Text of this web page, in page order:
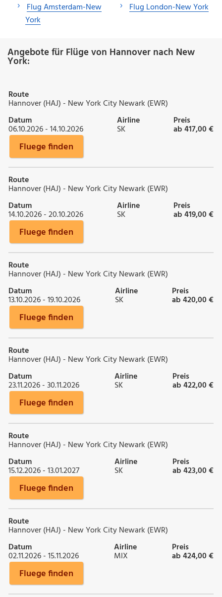
Flug Amsterdam-New
York
Flug London-New York
Angebote für Flüge von Hannover nach New
York:
Route
Hannover (HAJ) - New York City Newark (EWR)
Datum
06.10.2026 - 14.10.2026
Airline
SK
Preis
ab 417,00 €
Fluege finden
Route
Hannover (HAJ) - New York City Newark (EWR)
Datum
14.10.2026 - 20.10.2026
Airline
SK
Preis
ab 419,00 €
Fluege finden
Route
Hannover (HAJ) - New York City Newark (EWR)
Datum
13.10.2026 - 19.10.2026
Airline
SK
Preis
ab 420,00 €
Fluege finden
Route
Hannover (HAJ) - New York City Newark (EWR)
Datum
23.11.2026 - 30.11.2026
Airline
SK
Preis
ab 422,00 €
Fluege finden
Route
Hannover (HAJ) - New York City Newark (EWR)
Datum
15.12.2026 - 13.01.2027
Airline
SK
Preis
ab 423,00 €
Fluege finden
Route
Hannover (HAJ) - New York City Newark (EWR)
Datum
02.11.2026 - 15.11.2026
Airline
MIX
Preis
ab 424,00 €
Fluege finden